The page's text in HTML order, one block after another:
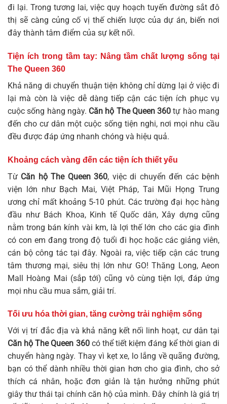
đi lại. Trong tương lai, việc quy hoạch tuyến đường sắt đô
thị sẽ càng củng cố vị thế chiến lược của dự án, biến nơi
đây thành tâm điểm của sự kết nối.
Tiện ích trong tầm tay: Nâng tầm chất lượng sống tại
The Queen 360
Khả năng di chuyển thuận tiện không chỉ dừng lại ở việc đi
lại mà còn là việc dễ dàng tiếp cận các tiện ích phục vụ
cuộc sống hàng ngày. Căn hộ The Queen 360 tự hào mang
đến cho cư dân một cuộc sống tiện nghi, nơi mọi nhu cầu
đều được đáp ứng nhanh chóng và hiệu quả.
Khoảng cách vàng đến các tiện ích thiết yếu
Từ Căn hộ The Queen 360, việc di chuyển đến các bệnh
viện lớn như Bạch Mai, Việt Pháp, Tai Mũi Họng Trung
ương chỉ mất khoảng 5-10 phút. Các trường đại học hàng
đầu như Bách Khoa, Kinh tế Quốc dân, Xây dựng cũng
nằm trong bán kính vài km, là lợi thế lớn cho các gia đình
có con em đang trong độ tuổi đi học hoặc các giảng viên,
cán bộ công tác tại đây. Ngoài ra, việc tiếp cận các trung
tâm thương mại, siêu thị lớn như GO! Thăng Long, Aeon
Mall Hoàng Mai (sắp tới) cũng vô cùng tiện lợi, đáp ứng
mọi nhu cầu mua sắm, giải trí.
Tối ưu hóa thời gian, tăng cường trải nghiệm sống
Với vị trí đắc địa và khả năng kết nối linh hoạt, cư dân tại
Căn hộ The Queen 360có thể tiết kiệm đáng kể thời gian di
chuyển hàng ngày. Thay vì kẹt xe, lo lắng về quãng đường,
bạn có thể dành nhiều thời gian hơn cho gia đình, cho sở
thích cá nhân, hoặc đơn giản là tận hưởng những phút
giây thư thái tại chính căn hộ của mình. Đây chính là giá trị